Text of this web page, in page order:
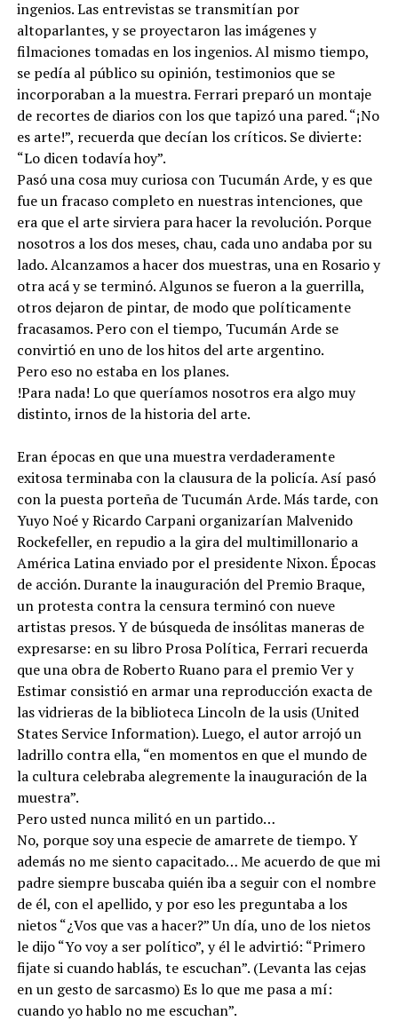
ingenios. Las entrevistas se transmitían por
altoparlantes, y se proyectaron las imágenes y
filmaciones tomadas en los ingenios. Al mismo tiempo,
se pedía al público su opinión, testimonios que se
incorporaban a la muestra. Ferrari preparó un montaje
de recortes de diarios con los que tapizó una pared. “¡No
es arte!”, recuerda que decían los críticos. Se divierte:
“Lo dicen todavía hoy”.
Pasó una cosa muy curiosa con Tucumán Arde, y es que
fue un fracaso completo en nuestras intenciones, que
era que el arte sirviera para hacer la revolución. Porque
nosotros a los dos meses, chau, cada uno andaba por su
lado. Alcanzamos a hacer dos muestras, una en Rosario y
otra acá y se terminó. Algunos se fueron a la guerrilla,
otros dejaron de pintar, de modo que políticamente
fracasamos. Pero con el tiempo, Tucumán Arde se
convirtió en uno de los hitos del arte argentino.
Pero eso no estaba en los planes.
!Para nada! Lo que queríamos nosotros era algo muy
distinto, irnos de la historia del arte.
Eran épocas en que una muestra verdaderamente
exitosa terminaba con la clausura de la policía. Así pasó
con la puesta porteña de Tucumán Arde. Más tarde, con
Yuyo Noé y Ricardo Carpani organizarían Malvenido
Rockefeller, en repudio a la gira del multimillonario a
América Latina enviado por el presidente Nixon. Épocas
de acción. Durante la inauguración del Premio Braque,
un protesta contra la censura terminó con nueve
artistas presos. Y de búsqueda de insólitas maneras de
expresarse: en su libro Prosa Política, Ferrari recuerda
que una obra de Roberto Ruano para el premio Ver y
Estimar consistió en armar una reproducción exacta de
las vidrieras de la biblioteca Lincoln de la usis (United
States Service Information). Luego, el autor arrojó un
ladrillo contra ella, “en momentos en que el mundo de
la cultura celebraba alegremente la inauguración de la
muestra”.
Pero usted nunca militó en un partido…
No, porque soy una especie de amarrete de tiempo. Y
además no me siento capacitado… Me acuerdo de que mi
padre siempre buscaba quién iba a seguir con el nombre
de él, con el apellido, y por eso les preguntaba a los
nietos “¿Vos que vas a hacer?” Un día, uno de los nietos
le dijo “Yo voy a ser político”, y él le advirtió: “Primero
fijate si cuando hablás, te escuchan”. (Levanta las cejas
en un gesto de sarcasmo) Es lo que me pasa a mí:
cuando yo hablo no me escuchan”.